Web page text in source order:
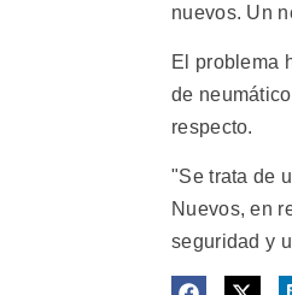
nuevos. Un
El problema
de
respecto.
"Se trata de
Nuevos, en
seguridad y